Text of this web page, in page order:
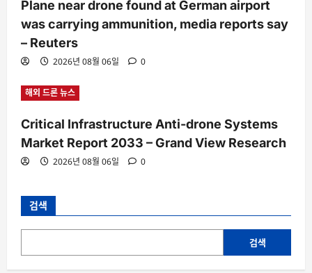
Plane near drone found at German airport
was carrying ammunition, media reports say
– Reuters
2026년 08월 06일 0
해외 드론 뉴스
Critical Infrastructure Anti-drone Systems
Market Report 2033 – Grand View Research
2026년 08월 06일 0
검색
검색